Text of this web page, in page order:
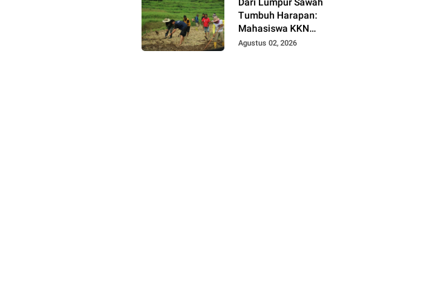
Tumbuh Harapan:
Mahasiswa KKN
Universitas Andalas
Agustus 02, 2026